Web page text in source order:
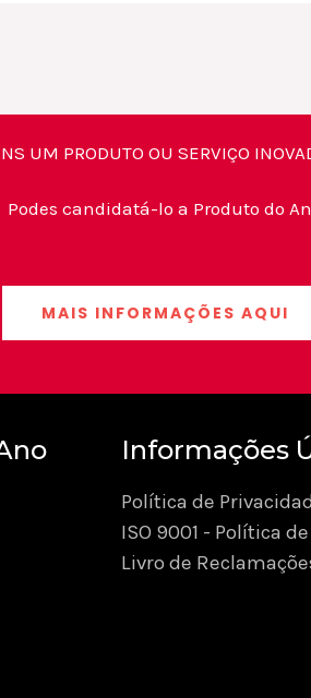
UM PRODUTO OU SERVIÇO
Podes candidatá-lo a Produto do
MAIS INFORMAÇÕES AQUI
Informações
Política de
ISO 9001 - Política
Livro de